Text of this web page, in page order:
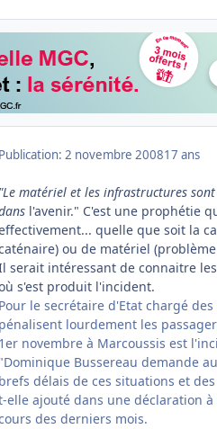
Publication: 2 novembre 200817 ans
"Le matériel et les infrastructures
l'avenir." C'est une prophétie
quelle que soit la
ou de matériel
serait intéressant de connaitre
s'est produit l'incident.
Pour le secrétaire d'Etat chargé
pénalisent lourdement les
1er novembre à Marcoussis est
"Dominique Bussereau demande
brefs délais de ces situations et
elle ajouté dans une déclaration
des derniers mois.